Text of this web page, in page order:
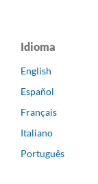
Idioma
English
Español
Français
Italiano
Português